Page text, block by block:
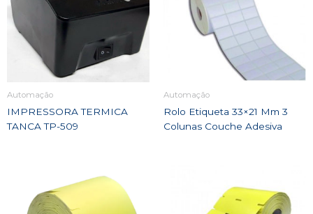
Automação
IMPRESSORA TERMICA
TANCA TP-509
Automação
Rolo Etiqueta 33×21 Mm 3
Colunas Couche Adesiva